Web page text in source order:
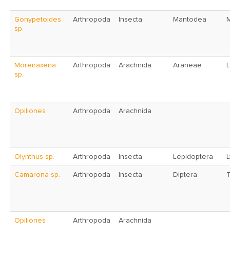
Gonypetoides
sp.
Arthropoda Insecta Mantodea
Moreiraxena
sp.
Arthropoda Arachnida Araneae
Opiliones Arthropoda Arachnida
Olynthus sp. Arthropoda Insecta Lepidoptera
Camarona sp. Arthropoda Insecta Diptera
Opiliones Arthropoda Arachnida